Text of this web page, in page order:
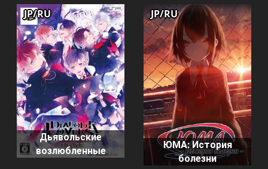
Дьявольские
возлюбленные
JP/RU
ЮМА: История
болезни
JP/RU